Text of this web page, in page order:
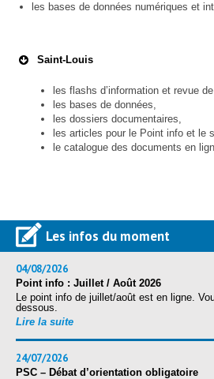
les bases de données numériques et
Saint-Louis
les flashs d’information et revue de
les bases de données,
les dossiers documentaires,
les articles pour le Point info et le
le catalogue des documents en
Les infos du moment
04/08/2026
Point info : Juillet / Août 2026
Le point info de juillet/août est en ligne.
dessous.
Lire la suite
24/07/2026
PSC – Débat d’orientation obligatoire